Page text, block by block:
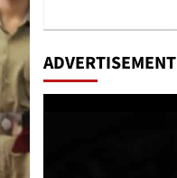
ADVERTISEMENT